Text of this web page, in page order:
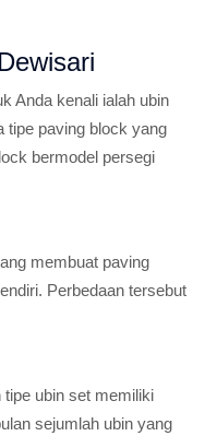
Anda kenali ialah ubin
tipe paving block yang
bermodel persegi
membuat paving
Perbedaan tersebut
ubin set memiliki
sejumlah ubin yang